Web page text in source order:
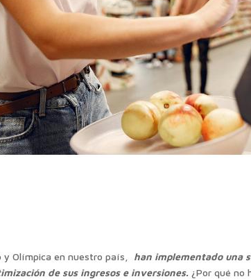
Olímpica en nuestro país,
han implementado una
de sus ingresos e inversiones. ¿Por qué no